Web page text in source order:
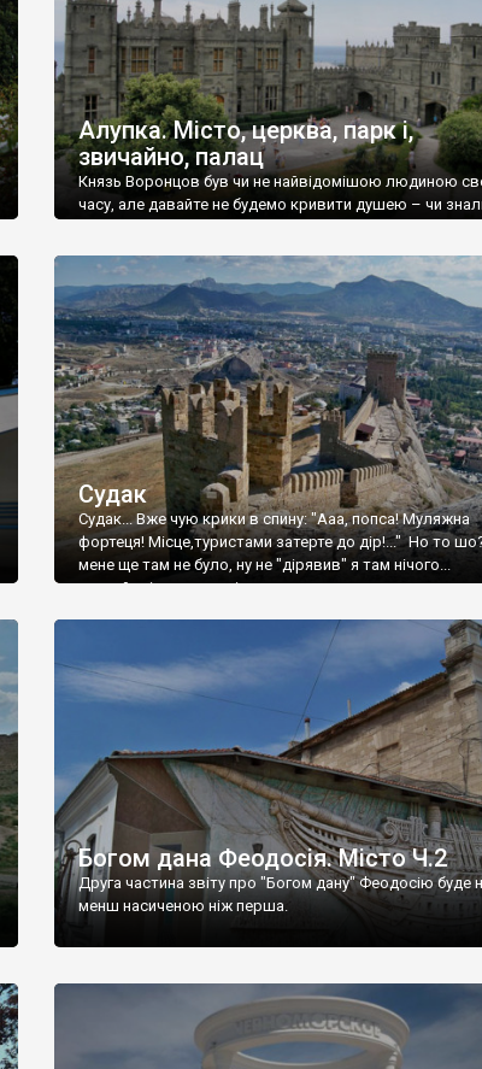
Алупка. Місто, церква, парк і,
звичайно, палац
Князь Воронцов був чи не найвідомішою людиною
часу, але давайте не будемо кривити душею – чи
Судак
Судак... Вже чую крики в спину: "Ааа, попса! Муляжна
фортеця! Місце,туристами затерте до дір!..." Но то
мене ще там не було, ну не "дірявив" я там нічого...
принаймні до цього літа.
Богом дана Феодосія. Місто Ч.2
Друга частина звіту про "Богом дану" Феодосію буде
менш насиченою ніж перша.